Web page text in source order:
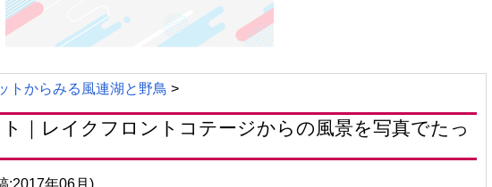
トからみる風連湖と野鳥 >
｜レイクフロントコテージからの風景を写真でたっ
:2017年06月)